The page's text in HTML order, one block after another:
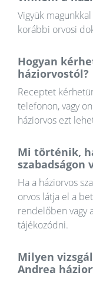
Vigyük
korábbi orvosi
Hogyan
háziorvostól?
Receptet
telefonon, vagy
háziorvos ezt
Mi történik,
szabadságon
Ha a háziorvos
orvos látja el a
rendelőben vagy
tájékozódni.
Milyen
Andrea